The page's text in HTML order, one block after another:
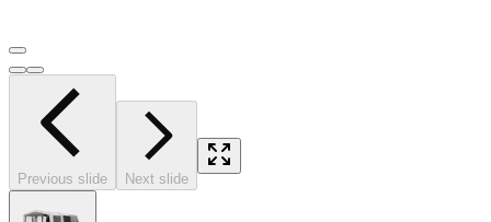
Previous slide Next slide